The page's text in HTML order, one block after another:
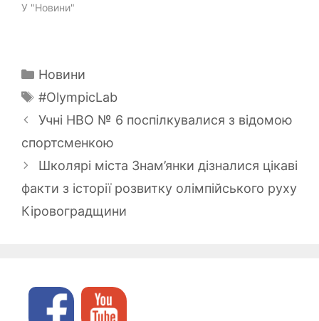
У "Новини"
Категорії
Новини
Позначки
#OlympicLab
Учні НВО № 6 поспілкувалися з відомою
спортсменкою
Школярі міста Знам’янки дізналися цікаві
факти з історії розвитку олімпійського руху
Кіровоградщини